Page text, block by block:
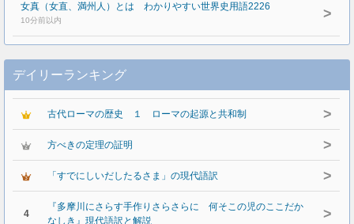
女真（女直、満州人）とは わかりやすい世界史用語2226
10分前以内 >
デイリーランキング
古代ローマの歴史 １ ローマの起源と共和制 >
方べきの定理の証明 >
「すでにしいだしたるさま」の現代語訳 >
4
『多摩川にさらす手作りさらさらに 何そこの児のここだか
なしき』現代語訳と解説
>